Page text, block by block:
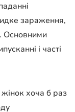
зараження,
Основними
і часті
хоча б раз